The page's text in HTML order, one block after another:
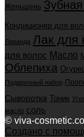
Женьшень
Кондиционер для
Лаванда Лак для
для волос Масло
Облепиха
Подарочный набор
Сыворотка Тоник
масло соль
© viva-
Создано с